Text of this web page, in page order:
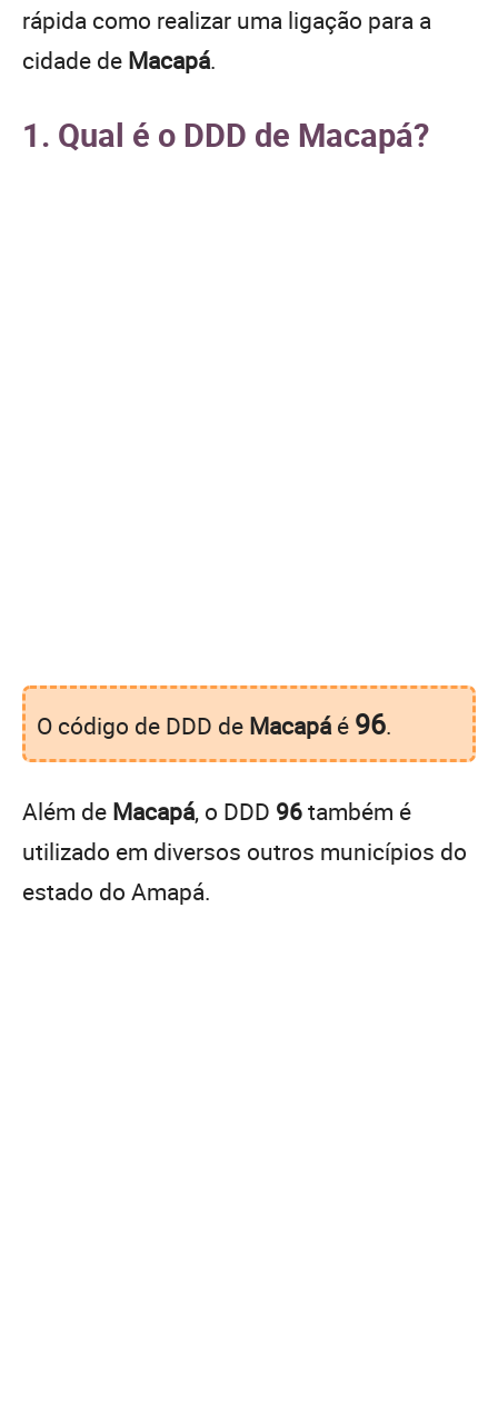
rápida como realizar uma ligação para a
cidade de Macapá.
1. Qual é o DDD de Macapá?
O código de DDD de Macapá é 96.
Além de Macapá, o DDD 96também é
utilizado em diversos outros municípios do
estado do Amapá.